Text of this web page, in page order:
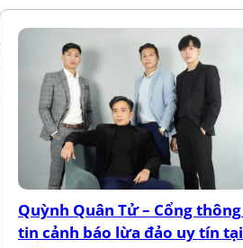
Quỳnh Quân Tử – Cổng thông
tin cảnh báo lừa đảo uy tín tại